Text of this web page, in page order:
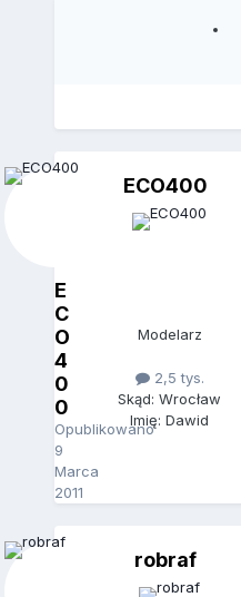
E
C
O
4
0
0
Opublikowano
9
Marca
2011
ECO400
Modelarz
2,5 tys.
Skąd: Wrocław
Imię: Dawid
robraf